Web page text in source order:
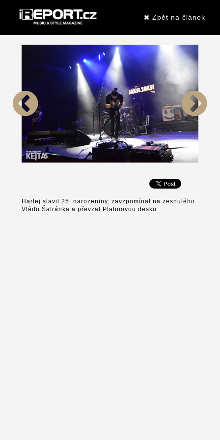
Zpět na článek
Harlej slavil 25. narozeniny, zavzpomínal na zesnulého
Vláďu Šafránka a převzal Platinovou desku